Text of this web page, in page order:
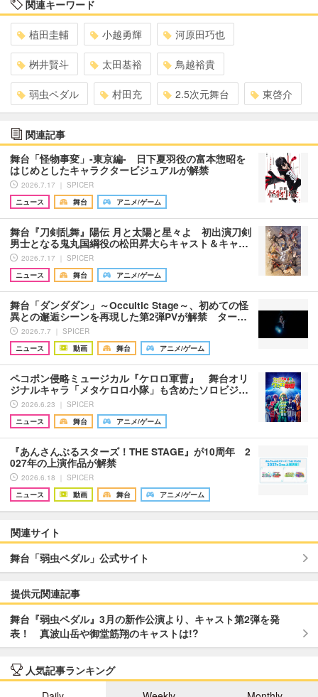
関連キーワード
植田圭輔 小越勇輝 河原田巧也
桝井賢斗 太田基裕 鳥越裕貴
弱虫ペダル 村田充 2.5次元舞台 東啓介
関連記事
舞台「怪物事変」-東京編- 日下夏羽役の富本惣昭を
はじめとしたキャラクタービジュアルが解禁
2026.7.17 ｜ SPICER
ニュース
舞台 アニメ/ゲーム
舞台『刀剣乱舞』陽伝 月と太陽と星々よ 初出演刀剣
男士となる鬼丸国綱役の松田昇大らキャスト＆キャ…
2026.7.17 ｜ SPICER
ニュース
舞台 アニメ/ゲーム
舞台「ダンダダン」～Occultic Stage～、初めての怪
異との邂逅シーンを再現した第2弾PVが解禁 ター…
2026.7.7 ｜ SPICER
ニュース
動画 舞台 アニメ/ゲーム
ペコポン侵略ミュージカル『ケロロ軍曹』 舞台オリ
ジナルキャラ「メタケロロ小隊」も含めたソロビジ…
2026.6.23 ｜ SPICER
ニュース
舞台 アニメ/ゲーム
『あんさんぶるスターズ！THE STAGE』が10周年 2
027年の上演作品が解禁
2026.6.18 ｜ SPICER
ニュース
動画 舞台 アニメ/ゲーム
関連サイト
舞台「弱虫ペダル」公式サイト
提供元関連記事
舞台『弱虫ペダル』3月の新作公演より、キャスト第2弾を発
表！ 真波山岳や御堂筋翔のキャストは!?
人気記事ランキング